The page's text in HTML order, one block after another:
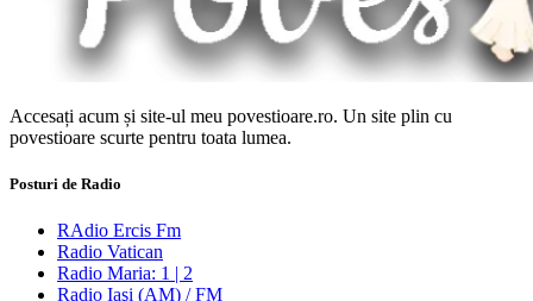
Accesați acum și site-ul meu povestioare.ro. Un site plin cu
povestioare scurte pentru toata lumea.
Posturi de Radio
RAdio Ercis Fm
Radio Vatican
Radio Maria: 1 | 2
Radio Iaşi (AM) / FM